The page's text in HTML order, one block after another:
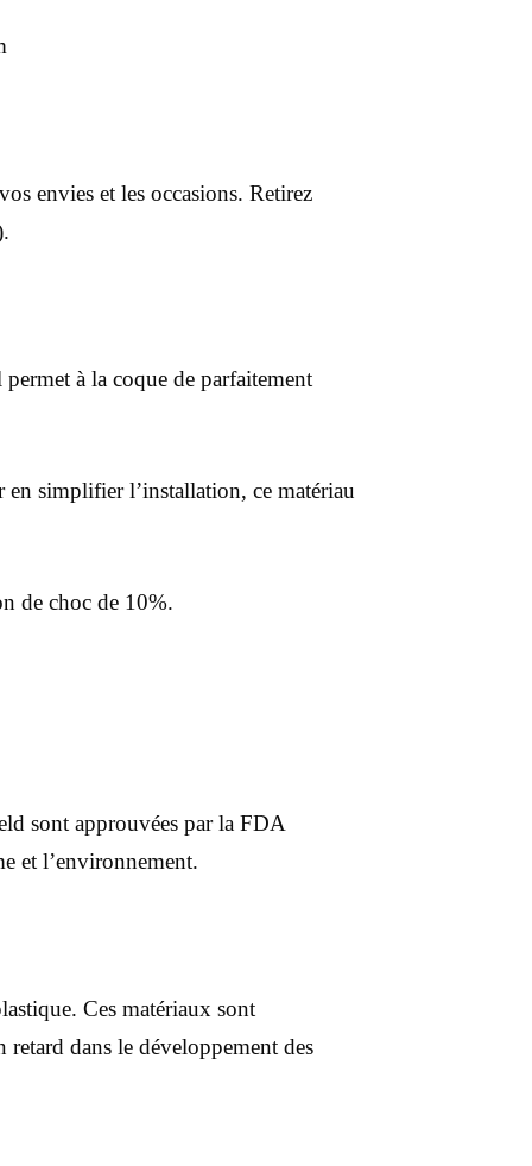
envies et les occasions. Retirez
à la coque de parfaitement
simplifier l’installation, ce matériau
de choc de 10%.
sont approuvées par la FDA
et l’environnement.
Ces matériaux sont
dans le développement des